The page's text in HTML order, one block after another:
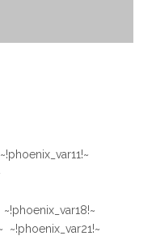
~!phoenix_var21!~